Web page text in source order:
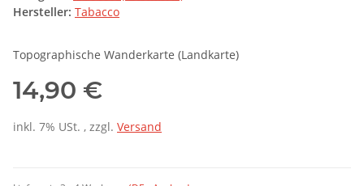
Hersteller: Tabacco
Topographische Wanderkarte (Landkarte)
14,90 €
inkl. 7% USt. , zzgl. Versand